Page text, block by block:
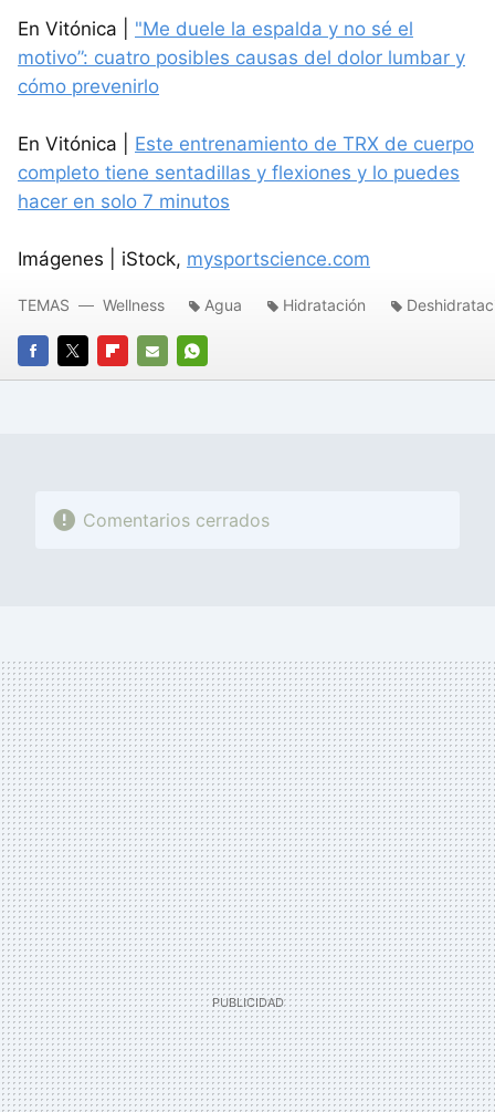
En Vitónica | "Me duele la espalda y no sé el
motivo”: cuatro posibles causas del dolor lumbar y
cómo prevenirlo
En Vitónica | Este entrenamiento de TRX de cuerpo
completo tiene sentadillas y flexiones y lo puedes
hacer en solo 7 minutos
Imágenes | iStock, mysportscience.com
FACEBOOK
TWITTERFLIPBOARD
E-
WHATSAPP
TEMAS Wellness Agua Hidratación
Comentarios cerrados